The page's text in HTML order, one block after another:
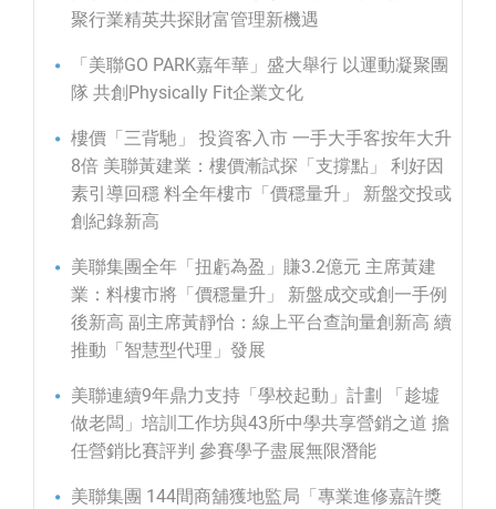
聚行業精英共探財富管理新機遇
「美聯GO PARK嘉年華」盛大舉行 以運動凝聚團
隊 共創Physically Fit企業文化
樓價「三背馳」 投資客入市 一手大手客按年大升
8倍 美聯黃建業：樓價漸試探「支撐點」 利好因
素引導回穩 料全年樓市「價穩量升」 新盤交投或
創紀錄新高
美聯集團全年「扭虧為盈」賺3.2億元 主席黃建
業：料樓市將「價穩量升」 新盤成交或創一手例
後新高 副主席黃靜怡：線上平台查詢量創新高 續
推動「智慧型代理」發展
美聯連續9年鼎力支持「學校起動」計劃 「趁墟
做老闆」培訓工作坊與43所中學共享營銷之道 擔
任營銷比賽評判 參賽學子盡展無限潛能
美聯集團 144間商舖獲地監局「專業進修嘉許獎